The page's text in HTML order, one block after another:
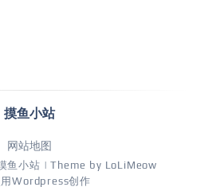
摸鱼小站
网站地图
鱼小站 | Theme by LoLiMeow
Wordpress创作